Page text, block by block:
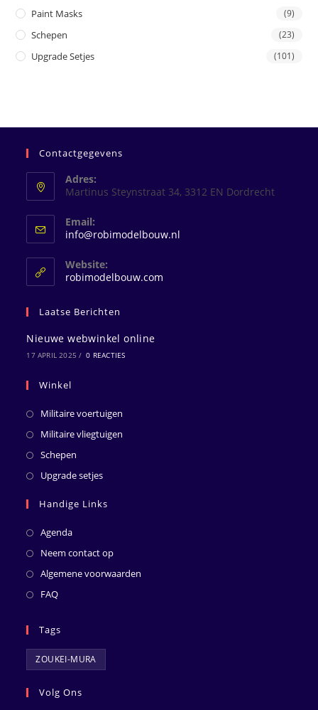
Paint Masks (9)
Schepen (23)
Upgrade Setjes (101)
Contactgegevens
Adres:
Martinus Steynstraat 34, 3312 EN Dordrecht
Email:
info@robimodelbouw.nl
Website:
robimodelbouw.com
Laatse Berichten
Nieuwe webwinkel online
17 APRIL 2025 / 0 REACTIES
Winkel
Militaire voertuigen
Militaire vliegtuigen
Schepen
Upgrade setjes
Handige Links
Agenda
Neem contact op
Algemene voorwaarden
FAQ
Tags
ZOUKEI-MURA
Volg Ons